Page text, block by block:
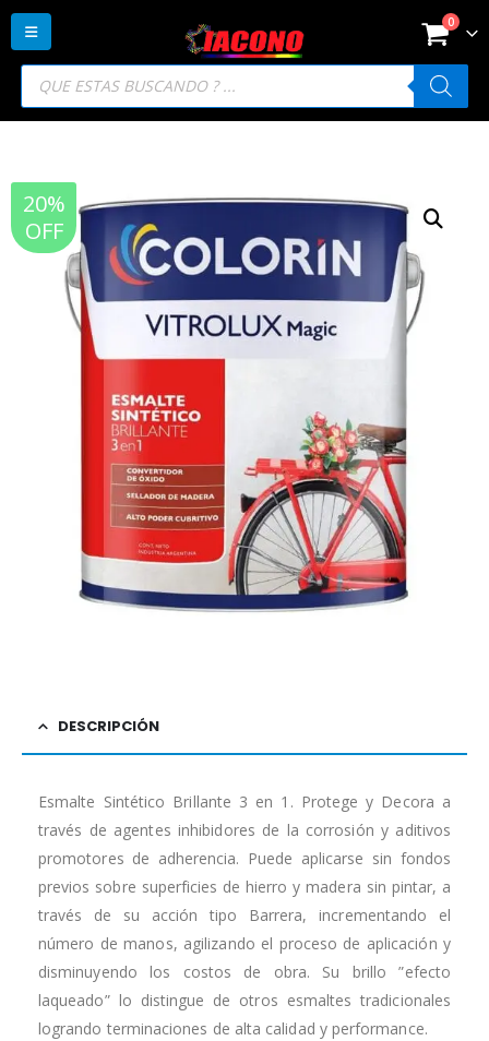
Búsqueda
productos
0
20%
OFF
DESCRIPCIÓN
Esmalte Sintético Brillante 3 en 1. Protege y Decora a
través de agentes inhibidores de la corrosión y aditivos
promotores de adherencia. Puede aplicarse sin fondos
previos sobre superficies de hierro y madera sin pintar, a
través de su acción tipo Barrera, incrementando el
número de manos, agilizando el proceso de aplicación y
disminuyendo los costos de obra. Su brillo ”efecto
laqueado” lo distingue de otros esmaltes tradicionales
logrando terminaciones de alta calidad y performance.